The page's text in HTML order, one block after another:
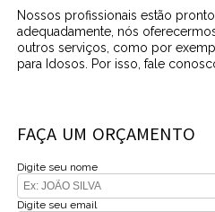
Nossos profissionais estão
adequadamente, nós
outros serviços, como por
para Idosos. Por isso, fale
FAÇA UM ORÇAMENTO
Digite seu nome
Digite seu email